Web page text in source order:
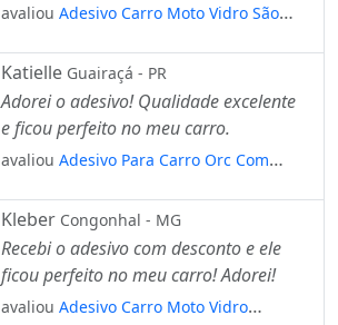
avaliou Adesivo Carro Moto Vidro São
Katielle Guairaçá - PR
Adorei o adesivo! Qualidade excelente
e ficou perfeito no meu carro.
avaliou Adesivo Para Carro Orc Com
Kleber Congonhal - MG
Recebi o adesivo com desconto e ele
ficou perfeito no meu carro! Adorei!
avaliou Adesivo Carro Moto Vidro